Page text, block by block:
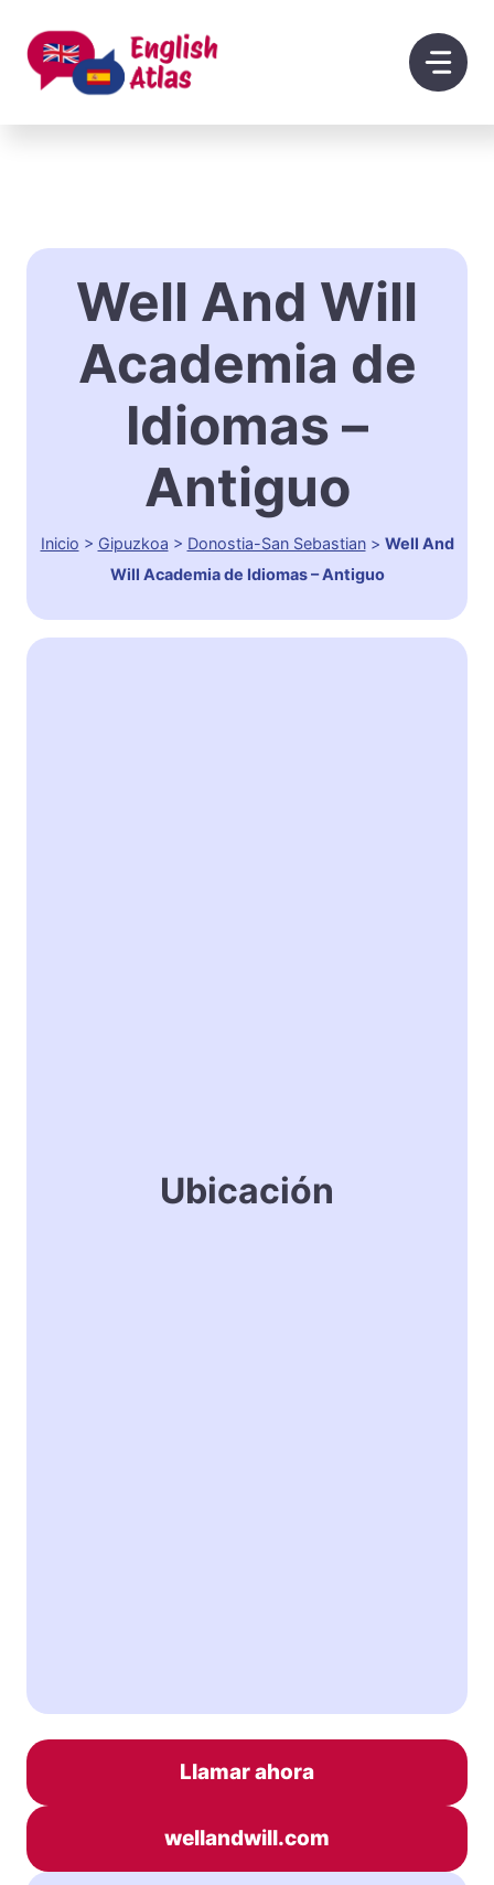
contenido
Well And Will
Academia de
Idiomas –
Antiguo
Inicio > Gipuzkoa > Donostia-San Sebastian> Well And
Will Academia de Idiomas – Antiguo
Ubicación
Llamar ahora
wellandwill.com